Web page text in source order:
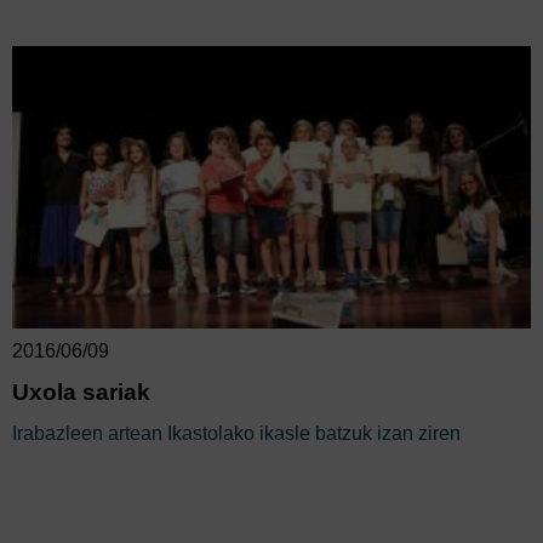
2016/06/09
Uxola sariak
Irabazleen artean Ikastolako ikasle batzuk izan ziren